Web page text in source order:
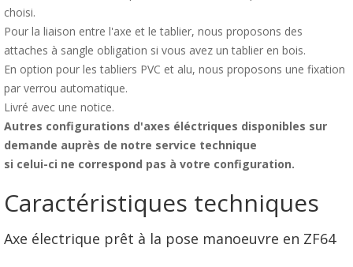
choisi.
Pour la liaison entre l'axe et le tablier, nous proposons des
attaches à sangle obligation si vous avez un tablier en bois.
En option pour les tabliers PVC et alu, nous proposons une fixation
par verrou automatique.
Livré avec une notice.
Autres configurations d'axes éléctriques disponibles sur
demande auprès de notre service technique
si celui-ci ne correspond pas à votre configuration.
Caractéristiques techniques
Axe électrique prêt à la pose manoeuvre en ZF64